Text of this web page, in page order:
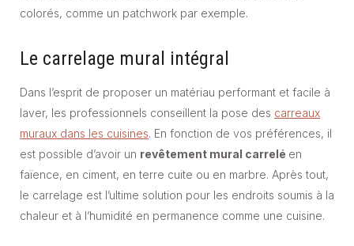
colorés, comme un patchwork par exemple.
Le carrelage mural intégral
Dans l’esprit de proposer un matériau performant et facile à
laver, les professionnels conseillent la pose des carreaux
muraux dans les cuisines. En fonction de vos préférences, il
est possible d’avoir un revêtement mural carrelé en
faïence, en ciment, en terre cuite ou en marbre. Après tout,
le carrelage est l’ultime solution pour les endroits soumis à la
chaleur et à l’humidité en permanence comme une cuisine.